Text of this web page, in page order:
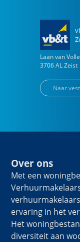
Laan van
3706 AL Zeist
Naar
Over ons
Met een
ervaring in het
Het
diversiteit aan